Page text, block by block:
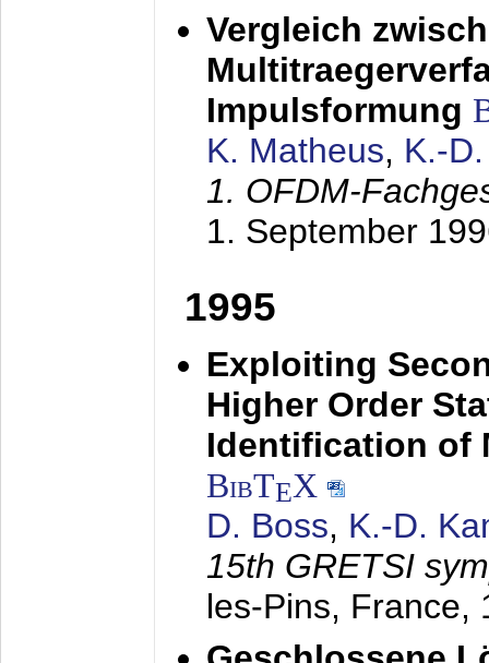
Vergleich
Impulsformung
K. Matheus, K.-
1. OFDM-
1. September
1995
Exploiting
Higher Order
Identification of
BibTEX
D. Boss, K.-D.
15th GRETSI
les-Pins, France,